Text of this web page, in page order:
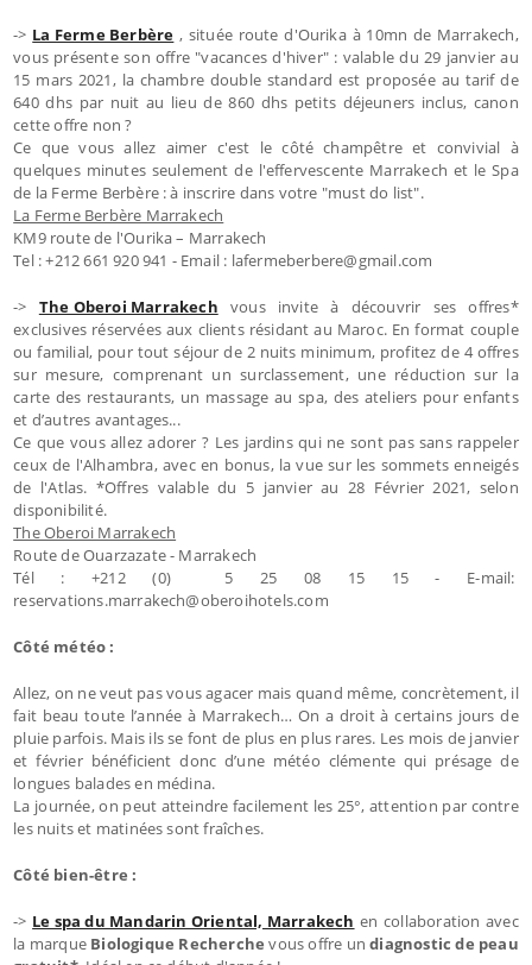
-> La Ferme Berbère , située route d'Ourika à 10mn de Marrakech,
vous présente son offre "vacances d'hiver" : valable du 29 janvier au
15 mars 2021, la chambre double standard est proposée au tarif de
640 dhs par nuit au lieu de 860 dhs petits déjeuners inclus, canon
cette offre non ?
Ce que vous allez aimer c'est le côté champêtre et convivial à
quelques minutes seulement de l'effervescente Marrakech et le Spa
de la Ferme Berbère : à inscrire dans votre "must do list".
La Ferme Berbère Marrakech
KM9 route de l'Ourika – Marrakech
Tel : +212 661 920 941 - Email : lafermeberbere@gmail.com
-> The Oberoi Marrakech vous invite à découvrir ses offres*
exclusives réservées aux clients résidant au Maroc. En format couple
ou familial, pour tout séjour de 2 nuits minimum, profitez de 4 offres
sur mesure, comprenant un surclassement, une réduction sur la
carte des restaurants, un massage au spa, des ateliers pour enfants
et d’autres avantages...
Ce que vous allez adorer ? Les jardins qui ne sont pas sans rappeler
ceux de l'Alhambra, avec en bonus, la vue sur les sommets enneigés
de l'Atlas. *Offres valable du 5 janvier au 28 Février 2021, selon
disponibilité.
The Oberoi Marrakech
Route de Ouarzazate - Marrakech
Tél : +212 (0) 5 25 08 15 15 - E-mail:
reservations.marrakech@oberoihotels.com
Côté météo :
Allez, on ne veut pas vous agacer mais quand même, concrètement, il
fait beau toute l’année à Marrakech… On a droit à certains jours de
pluie parfois. Mais ils se font de plus en plus rares. Les mois de janvier
et février bénéficient donc d’une météo clémente qui présage de
longues balades en médina.
La journée, on peut atteindre facilement les 25°, attention par contre
les nuits et matinées sont fraîches.
Côté bien-être :
-> Le spa du Mandarin Oriental, Marrakech en collaboration avec
la marque Biologique Recherche vous offre undiagnostic de peau